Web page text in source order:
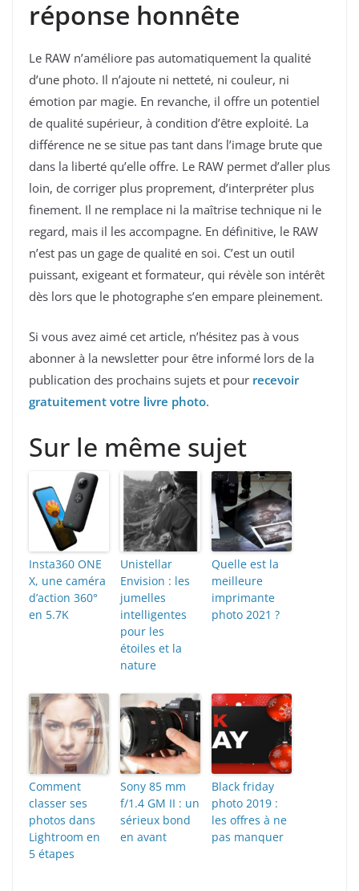
réponse honnête
Le RAW n’améliore pas automatiquement la qualité
d’une photo. Il n’ajoute ni netteté, ni couleur, ni
émotion par magie. En revanche, il offre un potentiel
de qualité supérieur, à condition d’être exploité. La
différence ne se situe pas tant dans l’image brute que
dans la liberté qu’elle offre. Le RAW permet d’aller plus
loin, de corriger plus proprement, d’interpréter plus
finement. Il ne remplace ni la maîtrise technique ni le
regard, mais il les accompagne. En définitive, le RAW
n’est pas un gage de qualité en soi. C’est un outil
puissant, exigeant et formateur, qui révèle son intérêt
dès lors que le photographe s’en empare pleinement.
Si vous avez aimé cet article, n’hésitez pas à vous
abonner à la newsletter pour être informé lors de la
publication des prochains sujets et pour recevoir
gratuitement votre livre photo.
Sur le même sujet
Insta360 ONE
X, une caméra
d’action 360°
en 5.7K
Unistellar
Envision : les
jumelles
intelligentes
pour les
étoiles et la
nature
Quelle est la
meilleure
imprimante
photo 2021 ?
Comment
classer ses
photos dans
Lightroom en
5 étapes
Sony 85 mm
f/1.4 GM II : un
sérieux bond
en avant
Black friday
photo 2019 :
les offres à ne
pas manquer